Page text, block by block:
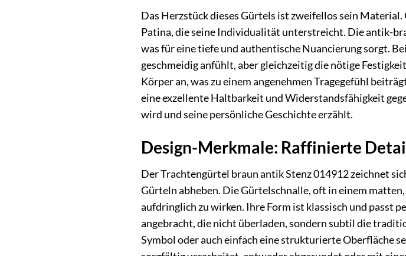
Das Herzstück dieses Gürtels ist zweifellos sein
Patina, die seine Individualität unterstreicht. Die antik-
was für eine tiefe und authentische Nuancierung sorgt.
geschmeidig anfühlt, aber gleichzeitig die nötige
Körper an, was zu einem angenehmen Tragegefühl
eine exzellente Haltbarkeit und Widerstandsfähigkeit
wird und seine persönliche Geschichte erzählt.
Design-Merkmale: Raffinierte
Der Trachtengürtel braun antik Stenz 014912 zeichnet
Gürteln abheben. Die Gürtelschnalle, oft in einem
aufdringlich zu wirken. Ihre Form ist klassisch und passt
angebracht, die nicht überladen, sondern subtil die
Symbol oder auch einfach eine strukturierte Oberfläche